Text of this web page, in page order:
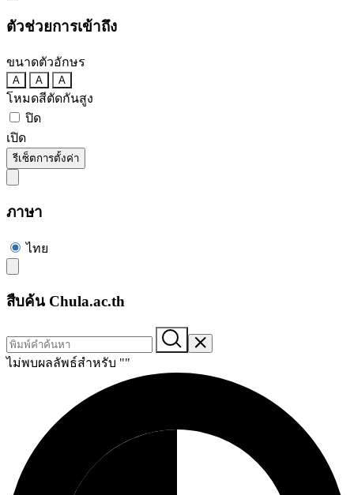
ตัวช่วยการเข้าถึง
ขนาดตัวอักษร
A A A
โหมดสีตัดกันสูง
ปิด
เปิด
รีเซ็ตการตั้งค่า
ภาษา
ไทย
สืบค้น Chula.ac.th
ไม่พบผลลัพธ์สำหรับ ""